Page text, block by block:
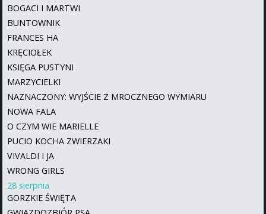
BOGACI I MARTWI
BUNTOWNIK
FRANCES HA
KRĘCIOŁEK
KSIĘGA PUSTYNI
MARZYCIELKI
NAZNACZONY: WYJŚCIE Z MROCZNEGO WYMIARU
NOWA FALA
O CZYM WIE MARIELLE
PUCIO KOCHA ZWIERZAKI
VIVALDI I JA
WRONG GIRLS
28 sierpnia
GORZKIE ŚWIĘTA